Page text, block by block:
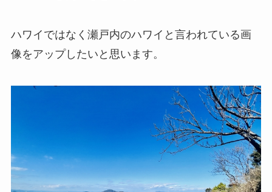
ハワイではなく瀬戸内のハワイと言われている画
像をアップしたいと思います。